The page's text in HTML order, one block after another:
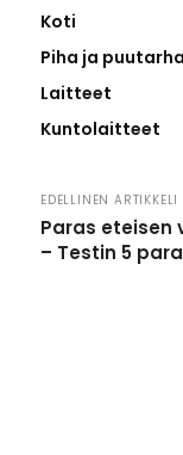
Koti
Piha ja puutarha
Laitteet
Kuntolaitteet
EDELLINEN ARTIKKELI
Paras eteisen
– Testin 5